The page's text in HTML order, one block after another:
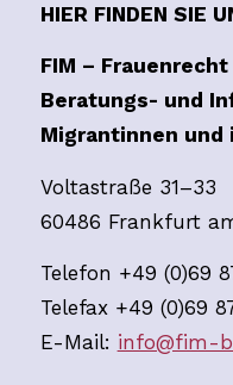
HIER FINDEN SIE
FIM –
Beratungs- und
Migrantinnen und
Voltastraße 31–33
60486 Frankfurt
Telefon +49 (0)69
Telefax +49 (0)69
E-Mail: info@fim-